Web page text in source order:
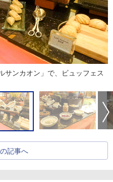
サンカオン」で、ビュッフェス
記事へ